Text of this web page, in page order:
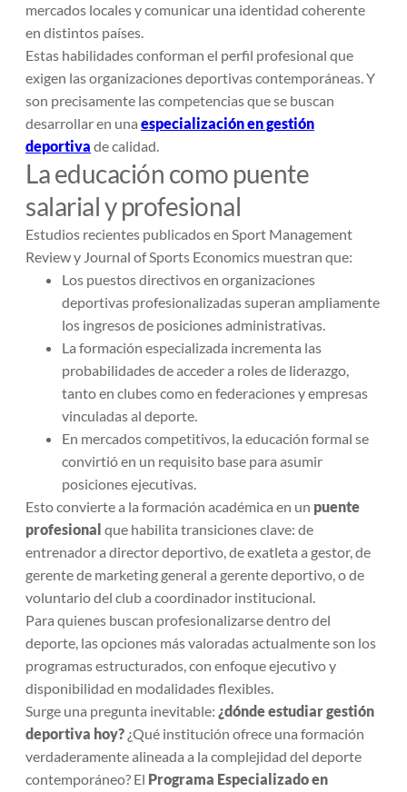
mercados locales y comunicar una identidad coherente
en distintos países.
Estas habilidades conforman el perfil profesional que
exigen las organizaciones deportivas contemporáneas. Y
son precisamente las competencias que se buscan
desarrollar en una especialización en gestión
deportiva de calidad.
La educación como puente
salarial y profesional
Estudios recientes publicados en Sport Management
Reviewy Journal of Sports Economics muestran que:
Los puestos directivos en organizaciones
deportivas profesionalizadas superan ampliamente
los ingresos de posiciones administrativas.
La formación especializada incrementa las
probabilidades de acceder a roles de liderazgo,
tanto en clubes como en federaciones y empresas
vinculadas al deporte.
En mercados competitivos, la educación formal se
convirtió en un requisito base para asumir
posiciones ejecutivas.
Esto convierte a la formación académica en un puente
profesional que habilita transiciones clave: de
entrenador a director deportivo, de exatleta a gestor, de
gerente de marketing general a gerente deportivo, o de
voluntario del club a coordinador institucional.
Para quienes buscan profesionalizarse dentro del
deporte, las opciones más valoradas actualmente son los
programas estructurados, con enfoque ejecutivo y
disponibilidad en modalidades flexibles.
Surge una pregunta inevitable: ¿dónde estudiar gestión
deportiva hoy? ¿Qué institución ofrece una formación
verdaderamente alineada a la complejidad del deporte
contemporáneo? El Programa Especializado en